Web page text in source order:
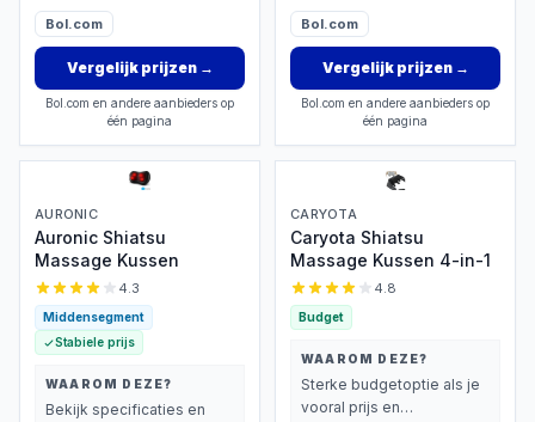
Bol.com
Vergelijk prijzen→
Bol.com en andere aanbieders op
één pagina
Bol.com
Vergelijk prijzen→
Bol.com en andere aanbieders op
één pagina
AURONIC
Auronic Shiatsu
Massage Kussen
4.3
Middensegment
Stabiele prijs
WAAROM DEZE?
Bekijk specificaties en
CARYOTA
Caryota Shiatsu
Massage Kussen 4-in-1
4.8
Budget
WAAROM DEZE?
Sterke budgetoptie als je
vooral prijs en